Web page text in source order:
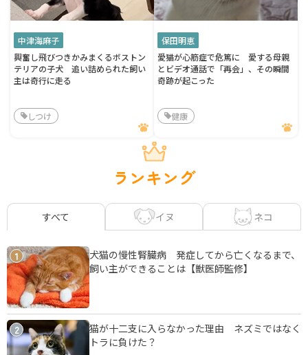
中津海麻子
興奮し飛びつきかみまくるボストン
テリアの子犬 追い詰められた飼い
主は奇行に走る
しつけ
保田明恵
愛猫が心筋症で危篤に 愛する母親
とビデオ通話で「再会」、その瞬間
奇跡が起こった
健康
ランキング
すべて イヌ ネコ
1
犬猫の慢性腎臓病 発症してから亡くなるまで、
飼い主ができることは【獣医師監修】
2
猫が十二支に入らなかった理由 ネズミではなく
トラに負けた？